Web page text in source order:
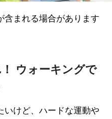
まれる場合があります
ウォーキングで
いけど、ハードな運動や